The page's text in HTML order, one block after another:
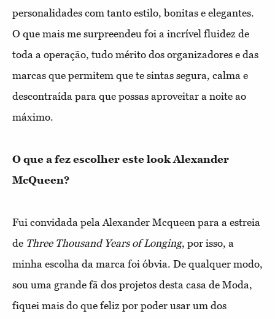
personalidades com tanto estilo, bonitas e elegantes.
O que mais me surpreendeu foi a incrível fluidez de
toda a operação, tudo mérito dos organizadores e das
marcas que permitem que te sintas segura, calma e
descontraída para que possas aproveitar a noite ao
máximo.
O que a fez escolher este look Alexander
McQueen?
Fui convidada pela Alexander Mcqueen para a estreia
de Three Thousand Years of Longing, por isso, a
minha escolha da marca foi óbvia. De qualquer modo,
sou uma grande fã dos projetos desta casa de Moda,
fiquei mais do que feliz por poder usar um dos